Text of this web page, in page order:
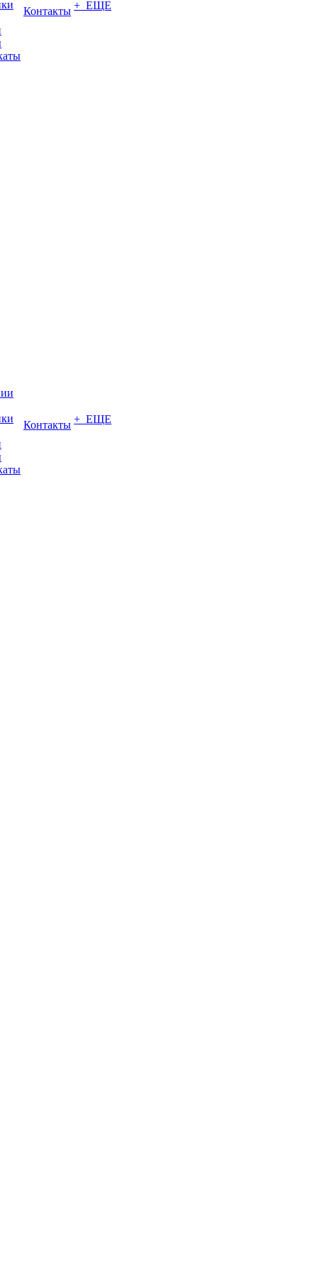
Контакты + ЕЩЕ
Контакты + ЕЩЕ